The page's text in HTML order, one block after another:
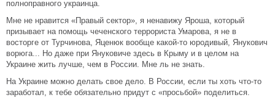
полноправного украинца.
Мне не нравится «Правый сектор», я ненавижу Яроша, который
призывает на помощь чеченского террориста Умарова, я не в
восторге от Турчинова, Яценюк вообще какой-то юродивый, Янукович
ворюга... Но даже при Януковиче здесь в Крыму и в целом на
Украине жить лучше, чем в России. Мне ль не знать.
На Украине можно делать свое дело. В России, если ты хоть что-то
заработал, к тебе обязательно придут с «просьбой» поделиться.